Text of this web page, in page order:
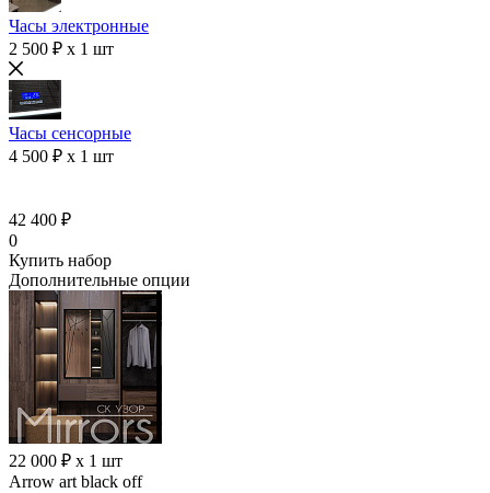
Часы электронные
2 500 ₽ x 1 шт
Часы сенсорные
4 500 ₽ x 1 шт
42 400 ₽
0
Купить набор
Дополнительные опции
22 000 ₽ x 1 шт
Arrow art black off